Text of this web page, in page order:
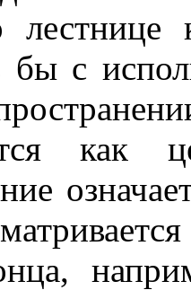
лестнице
бы с